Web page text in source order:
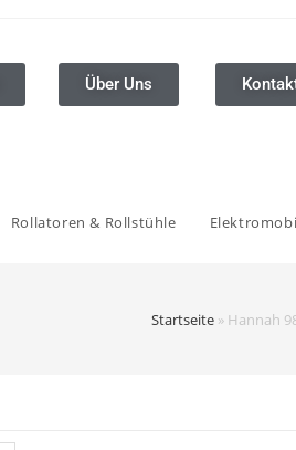
Über Uns
Rollatoren & Rollstühle
Startseite » Hannah